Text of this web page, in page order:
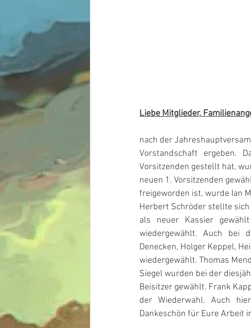
Liebe Mitglieder,
nach der
Vorstandschaft   ergeben.
Vorsitzenden gestellt hat,
neuen 1. Vorsitzenden
freigeworden ist, wurde Ian
Herbert Schröder stellte
als   neuer   Kassier
wiedergewählt.   Auch   bei
Denecken, Holger Keppel,
wiedergewählt. Thomas
Siegel wurden bei der
Beisitzer gewählt. Frank
der   Wiederwahl.   Auch
Dankeschön für Eure Arbeit